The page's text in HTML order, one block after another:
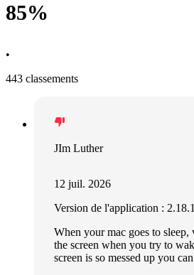
85%
•
443 classements
JIm Luther
12 juil. 2026
Version de l'application : 2.18.1
When your mac goes to
the screen when you try to
screen is so messed up you